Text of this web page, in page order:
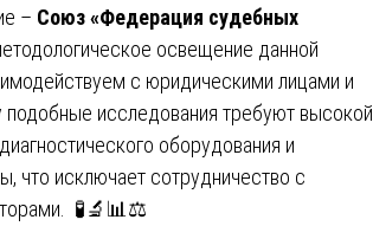
– Союз «Федерация судебных
освещение данной
с юридическими лицами и
подобные исследования требуют высокой
оборудования и
что исключает сотрудничество с
🧪🔬📊⚖️